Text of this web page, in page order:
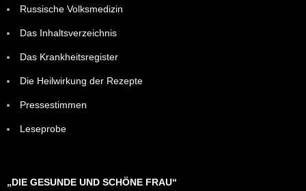
Russische Volksmedizin
Das Inhaltsverzeichnis
Das Krankheitsregister
Die Heilwirkung der Rezepte
Pressestimmen
Leseprobe
„DIE GESUNDE UND SCHÖNE FRAU“